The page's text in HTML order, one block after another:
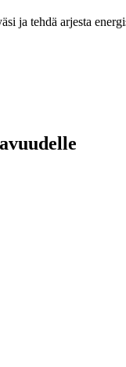
ja tehdä arjesta